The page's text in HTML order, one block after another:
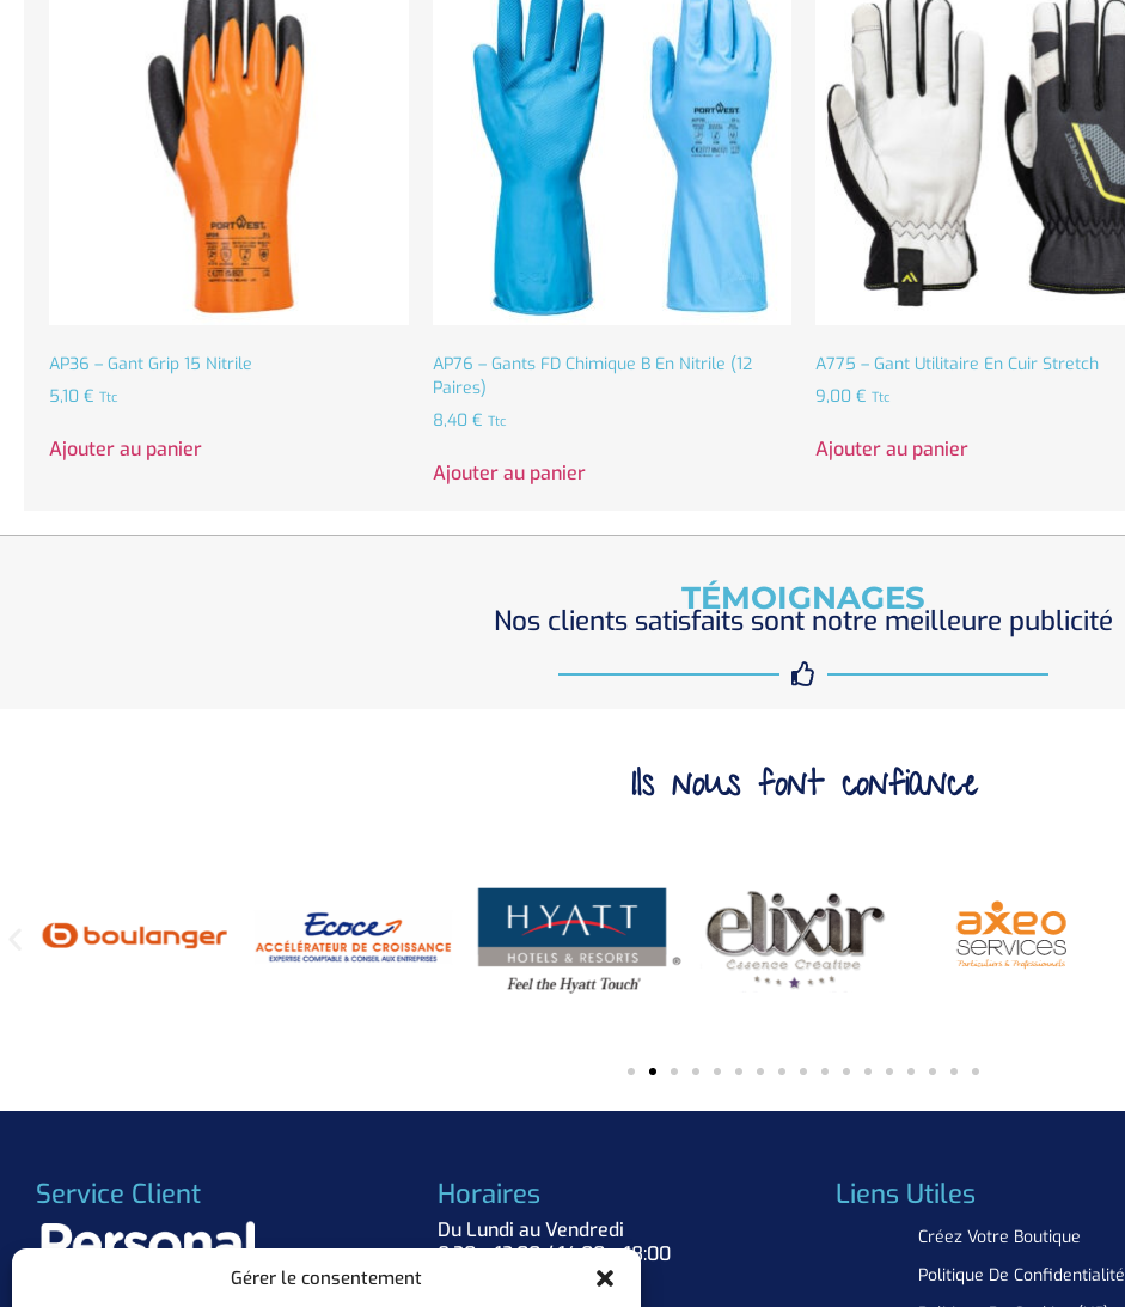
Gérer le consentement
AP36 – Gant Grip 15 Nitrile
5,10 € Ttc
Ajouter au panier
AP76 – Gants FD Chimique B En Nitrile (12
Paires)
8,40 € Ttc
Ajouter au panier
A775 – Gant Utilitaire En Cuir Stretch
9,00 € Ttc
Ajouter au panier
TÉMOIGNAGES
Nos clients satisfaits sont notre meilleure publicité
Ils nous font confiance
Service Client Horaires
Du Lundi au Vendredi
8:30 – 12:00 / 14:00 – 18:00
Liens Utiles
Créez Votre Boutique
Politique De Confidentialité